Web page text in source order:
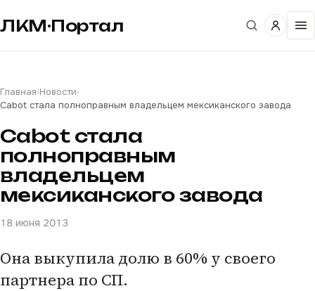
ЛКМ·Портал
Главная›Новости›
Cabot стала полноправным владельцем мексиканского завода
Cabot стала
полноправным
владельцем
мексиканского завода
18 июня 2013
Она выкупила долю в 60% у своего
партнера по СП.